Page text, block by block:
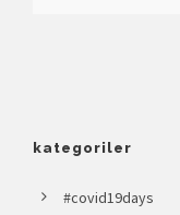
kategoriler
#covid19days